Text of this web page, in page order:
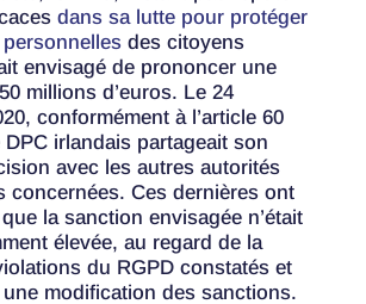
dans sa lutte pour protéger
des citoyens
envisagé de prononcer une
millions d’euros. Le 24
conformément à l’article 60
irlandais partageait son
avec les autres autorités
concernées. Ces dernières ont
la sanction envisagée n’était
élevée, au regard de la
du RGPD constatés et
modification des sanctions.